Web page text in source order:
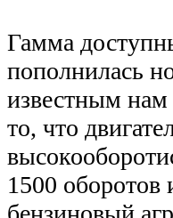
Гамма
пополнилась
известным
то, что
1500 оборотов